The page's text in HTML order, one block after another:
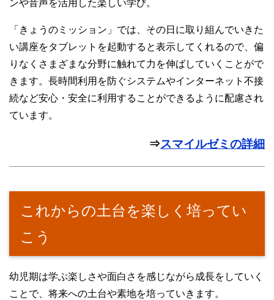
ンや音声を活用した楽しい学び。
「きょうのミッション」では、その日に取り組んでいきた
い講座をタブレットを起動すると表示してくれるので、偏
りなくさまざまな分野に触れて力を伸ばしていくことがで
きます。長時間利用を防ぐシステムやインターネット不接
続など安心・安全に利用することができるように配慮され
ています。
⇒スマイルゼミの詳細
これからの土台を楽しく培ってい
こう
幼児期は学ぶ楽しさや面白さを感じながら成長をしていく
ことで、将来への土台や素地を培っていきます。